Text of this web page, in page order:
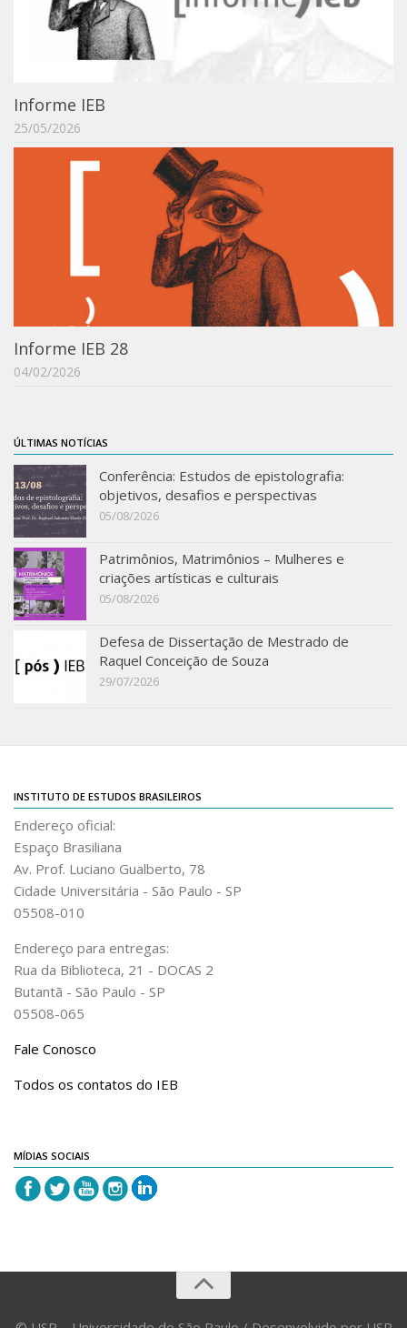
Informe IEB
25/05/2026
Informe IEB 28
04/02/2026
ÚLTIMAS NOTÍCIAS
Conferência: Estudos de epistolografia:
objetivos, desafios e perspectivas
05/08/2026
Patrimônios, Matrimônios – Mulheres e
criações artísticas e culturais
05/08/2026
Defesa de Dissertação de Mestrado de
Raquel Conceição de Souza
29/07/2026
INSTITUTO DE ESTUDOS BRASILEIROS
Endereço oficial:
Espaço Brasiliana
Av. Prof. Luciano Gualberto, 78
Cidade Universitária - São Paulo - SP
05508-010
Endereço para entregas:
Rua da Biblioteca, 21 - DOCAS 2
Butantã - São Paulo - SP
05508-065
Fale Conosco
Todos os contatos do IEB
MÍDIAS SOCIAIS